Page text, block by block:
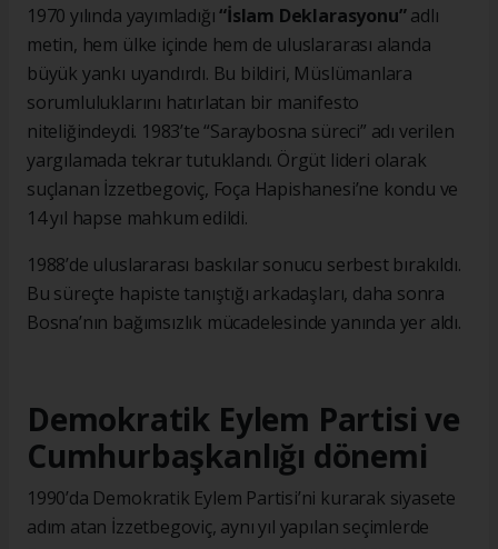
1970 yılında yayımladığı“İslam Deklarasyonu”adlı
metin, hem ülke içinde hem de uluslararası alanda
büyük yankı uyandırdı. Bu bildiri, Müslümanlara
sorumluluklarını hatırlatan bir manifesto
niteliğindeydi. 1983’te “Saraybosna süreci” adı verilen
yargılamada tekrar tutuklandı. Örgüt lideri olarak
suçlanan İzzetbegoviç, Foça Hapishanesi’ne kondu ve
14 yıl hapse mahkum edildi.
1988’de uluslararası baskılar sonucu serbest bırakıldı.
Bu süreçte hapiste tanıştığı arkadaşları, daha sonra
Bosna’nın bağımsızlık mücadelesinde yanında yer aldı.
Demokratik Eylem Partisi ve
Cumhurbaşkanlığı dönemi
1990’da Demokratik Eylem Partisi’ni kurarak siyasete
adım atan İzzetbegoviç, aynı yıl yapılan seçimlerde